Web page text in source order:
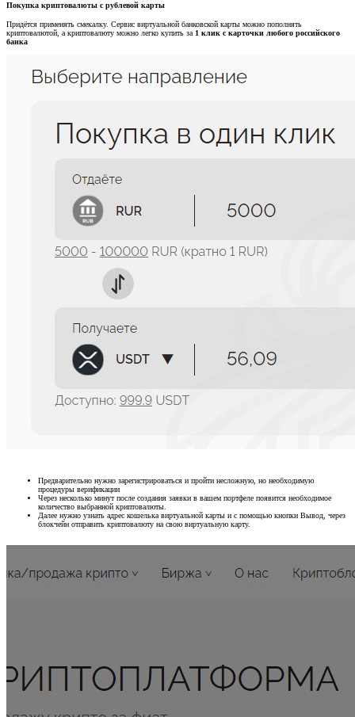
Покупка криптовалюты с рублевой карты​
Придётся применять смекалку. Сервис виртуальной банковской карты можно пополнять
криптовалютой, а криптовалюту можно легко купить за 1 клик с карточки любого российского
банка
Предварительно нужно зарегистрироваться и пройти несложную, но необходимую
процедуры верификации
Через несколько минут после создания заявки в вашем портфеле появится необходимое
количество выбранной криптовалюты.
Далее нужно узнать адрес кошелька виртуальной карты и с помощью кнопки Вывод, через
блокчейн отправить криптовалюту на свою виртуальную карту.